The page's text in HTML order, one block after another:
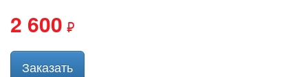
2 600
Заказать